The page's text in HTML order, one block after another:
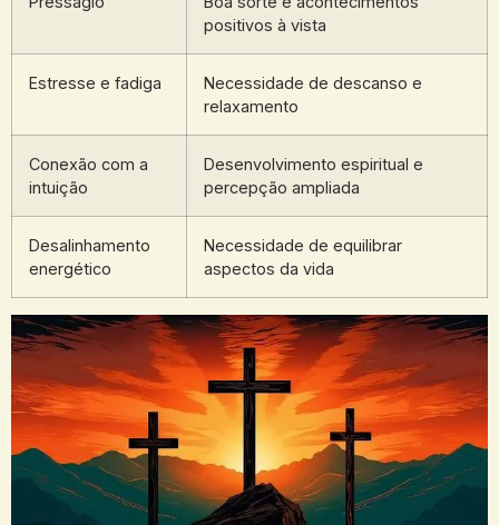
positivos à ⁣vista
Estresse e fadiga
Necessidade de descanso e
relaxamento
Conexão‍ com⁤ a
intuição
Desenvolvimento espiritual e⁣
percepção ampliada
Desalinhamento
energético
Necessidade de equilibrar
aspectos da vida